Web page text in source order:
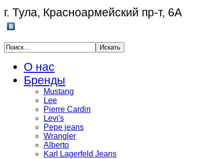
г. Тула, Красноармейский пр-т, 6А
О нас
Бренды
Mustang
Lee
Pierre Cardin
Levi's
Pepe jeans
Wrangler
Alberto
Karl Lagerfeld Jeans